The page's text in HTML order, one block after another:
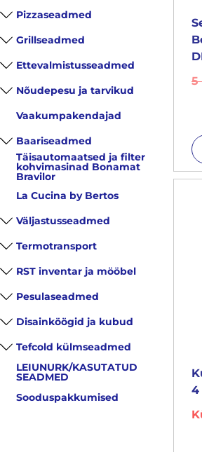
Pizzaseadmed
Grillseadmed
Ettevalmistusseadmed
Nõudepesu ja tarvikud
Vaakumpakendajad
Baariseadmed
Täisautomaatsed ja filter
kohvimasinad Bonamat
Bravilor
La Cucina by Bertos
Väljastusseadmed
Termotransport
RST inventar ja mööbel
Pesulaseadmed
Disainköögid ja kubud
Tefcold külmseadmed
LEIUNURK/KASUTATUD
SEADMED
Sooduspakkumised
5
4